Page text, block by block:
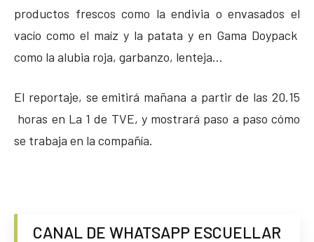
productos frescos como la endivia o envasados el
vacío como el maíz y la patata y en Gama Doypack
como la alubia roja, garbanzo, lenteja…
El reportaje, se emitirá mañana a partir de las 20.15
horas en La 1 de TVE, y mostrará paso a paso cómo
se trabaja en la compañía.
CANAL DE WHATSAPP ESCUELLAR